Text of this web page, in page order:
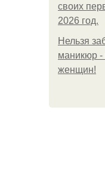
своих
2026 год.
Нельзя
маникюр -
женщин!